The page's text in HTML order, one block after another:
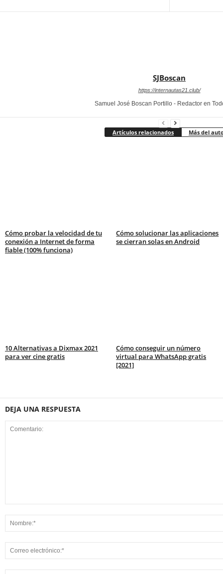
SJBoscan
https://internautas21.club/
Samuel José Boscan Portillo - Redactor en
Artículos relacionados Más del
Cómo probar la velocidad de tu
conexión a Internet de forma
fiable (100% funciona)
Cómo solucionar las aplicaciones
se cierran solas en Android
10 Alternativas a Dixmax 2021
para ver cine gratis
Cómo conseguir un número
virtual para WhatsApp gratis
[2021]
DEJA UNA RESPUESTA